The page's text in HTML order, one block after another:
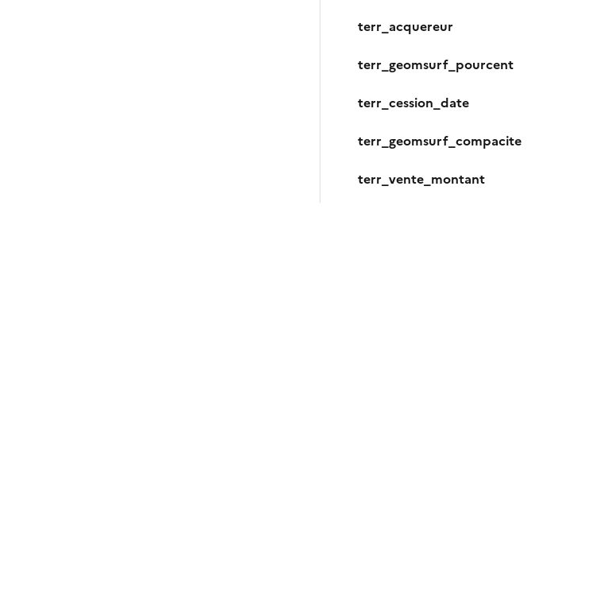
terr_acquereur
terr_geomsurf_pourcent
terr_cession_date
terr_geomsurf_compacite
terr_vente_montant